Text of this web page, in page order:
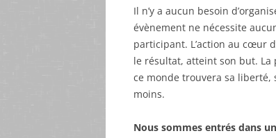
Il n’y a aucun besoin
évènement ne nécessite
participant. L’action au cœur
le résultat, atteint son but. La
ce monde trouvera sa liberté,
moins.
Nous sommes entrés dans